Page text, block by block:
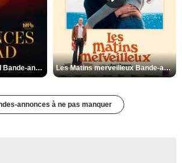
Les Silences de Riyad Bande-annonce VO STFR Les Matins merveilleux Bande-annonce VF
annonces à ne pas manquer